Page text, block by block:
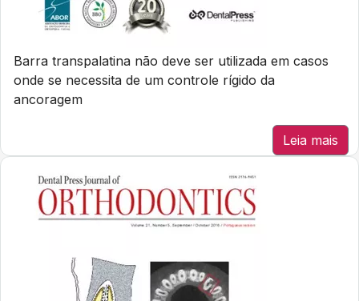
Barra transpalatina não deve ser utilizada em casos
onde se necessita de um controle rígido da
ancoragem
Leia mais